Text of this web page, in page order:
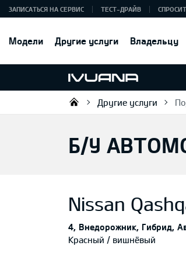
Модели Другие услуги Владельцу
ЗАПИСАТЬСЯ НА СЕРВИС ТЕСТ-ДРАЙВ
KIA AUTO AS
Другие услуги
Б/У
Nissan
4 Внедорожник Гибрид
Красный / вишнёвый